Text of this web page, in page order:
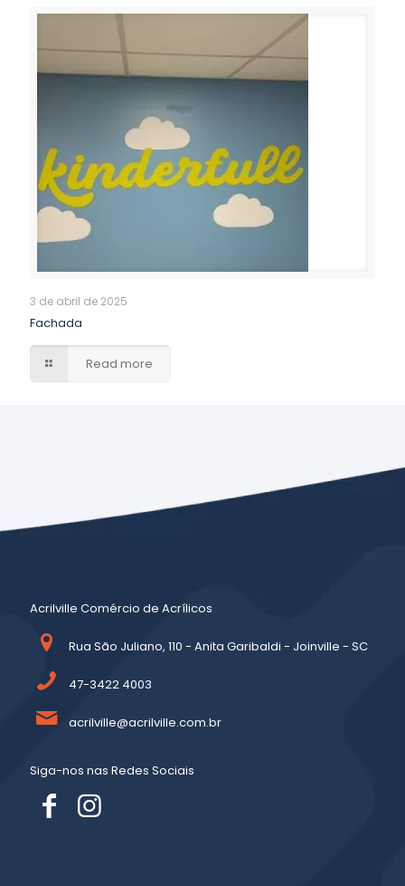
3 de abril de 2025
Fachada
Read more
Acrilville Comércio de Acrílicos
Rua São Juliano, 110 - Anita Garibaldi - Joinville - SC
47-3422 4003
acrilville@acrilville.com.br
Siga-nos nas Redes Sociais